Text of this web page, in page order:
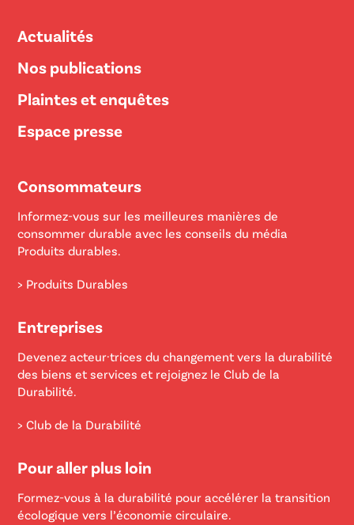
Actualités
Nos publications
Plaintes et enquêtes
Espace presse
Consommateurs
Informez-vous sur les meilleures manières de
consommer durable avec les conseils du média
Produits durables.
> Produits Durables
Entreprises
Devenez acteur·trices du changement vers la durabilité
des biens et services et rejoignez le Club de la
Durabilité.
> Club de la Durabilité
Pour aller plus loin
Formez-vous à la durabilité pour accélérer la transition
écologique vers l’économie circulaire.